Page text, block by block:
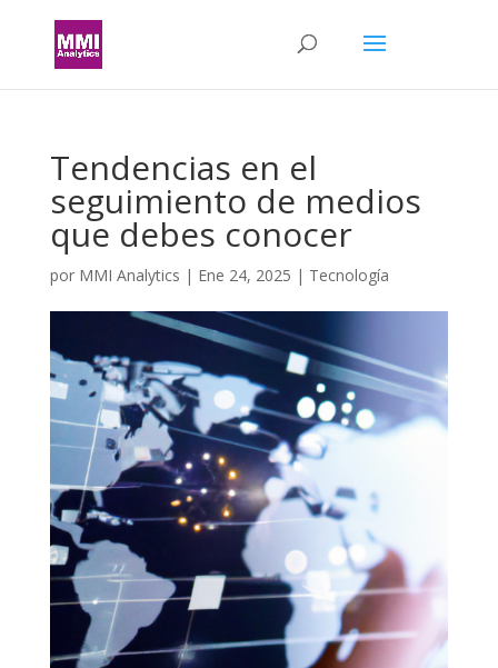
Tendencias en el
seguimiento de medios
que debes conocer
por MMI Analytics | Ene 24, 2025 | Tecnología